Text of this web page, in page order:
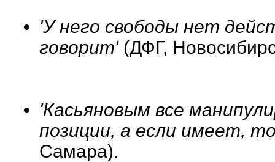
'У него свободы нет
говорит'(ДФГ,
'Касьяновым все
позиции, а если имеет,
Самара).